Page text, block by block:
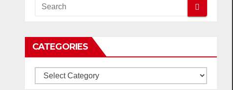
CATEGORIES
Categories